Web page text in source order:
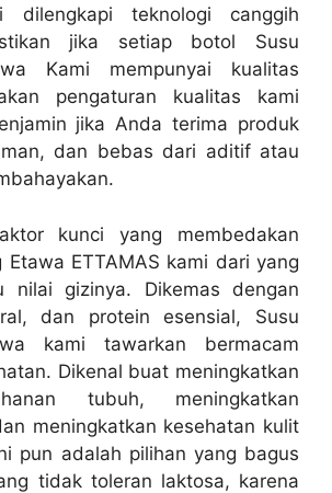
dilengkapi teknologi canggih
jika setiap botol Susu
Kami mempunyai kualitas
pengaturan kualitas kami
jika Anda terima produk
dan bebas dari aditif atau
kunci yang membedakan
Etawa ETTAMAS kami dari yang
nilai gizinya. Dikemas dengan
dan protein esensial, Susu
kami tawarkan bermacam
Dikenal buat meningkatkan
tubuh, meningkatkan
meningkatkan kesehatan kulit
pun adalah pilihan yang bagus
tidak toleran laktosa, karena